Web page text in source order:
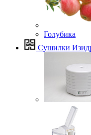
Голубика
Сушилки